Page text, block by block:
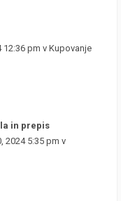
12:36 pm vKupovanje
in prepis
2024 5:35 pm v